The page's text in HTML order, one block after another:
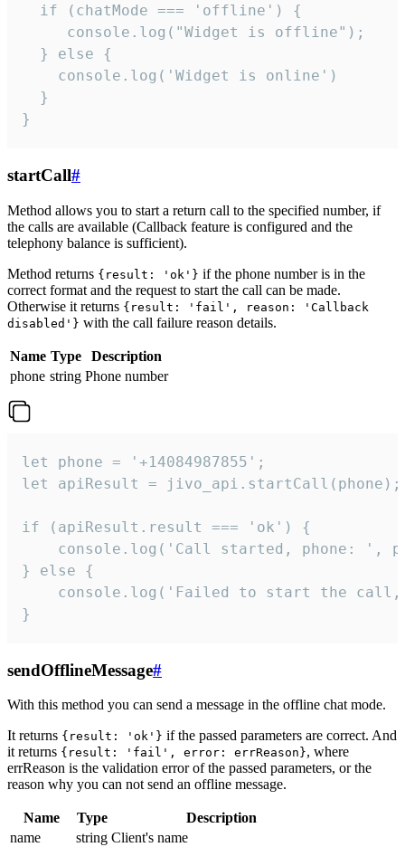
  if (chatMode === 'offline') {
     console.log("Widget is offline");
  } else {
    console.log('Widget is online')
  }
}
startCall#
Method allows you to start a return call to the specified number, if
the calls are available (Callback feature is configured and the
telephony balance is sufficient).
Method returns {result: 'ok'} if the phone number is in the
correct format and the request to start the call can be made.
Otherwise it returns {result: 'fail', reason: 'Callback
disabled'} with the call failure reason details.
Name Type
Description
phone string Phone number
let phone = '+14084987855';
let apiResult = jivo_api.startCall(phone);
if (apiResult.result === 'ok') {
console.log('Call started, phone: ',
} else {
console.log('Failed to start the
}
sendOfflineMessage#
With this method you can send a message in the offline chat mode.
It returns {result: 'ok'} if the passed parameters are correct. And
it returns {result: 'fail', error: errReason}, where
errReason is the validation error of the passed parameters, or the
reason why you can not send an offline message.
Name Type
Description
name
string Client's name